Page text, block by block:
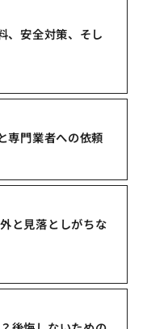
、安全対策、そし
専門業者への依頼
と見落としがちな